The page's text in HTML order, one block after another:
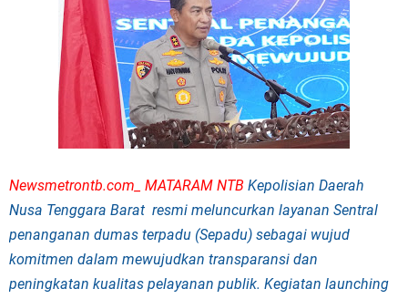
Newsmetrontb.com_ MATARAM NTB Kepolisian Daerah
Nusa Tenggara Barat resmi meluncurkan layanan Sentral
penanganan dumas terpadu (Sepadu) sebagai wujud
komitmen dalam mewujudkan transparansi dan
peningkatan kualitas pelayanan publik. Kegiatan launching